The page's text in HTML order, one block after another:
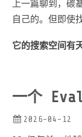
上一篇聊到，
自己的。但即使
它的搜索空间有
一个
2026-04-12